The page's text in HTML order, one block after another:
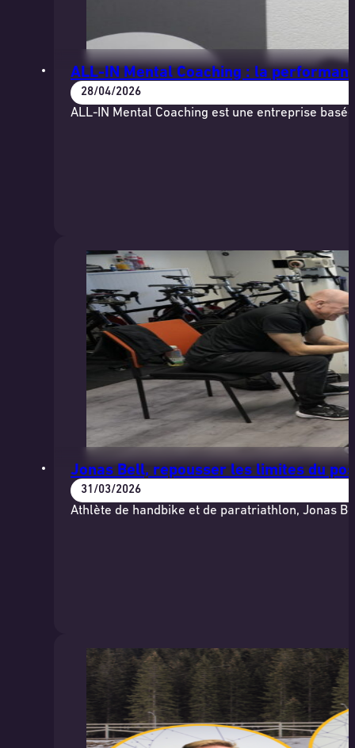
ALL-IN Mental Coaching : la
28/04/2026
ALL-IN Mental Coaching est une entreprise
Jonas Bell, repousser les limites du
31/03/2026
Athlète de handbike et de paratriathlon, Jonas